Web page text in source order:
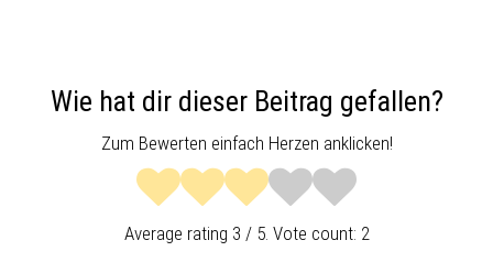
Wie hat dir dieser Beitrag gefallen?
Zum Bewerten einfach Herzen anklicken!
Average rating 3 / 5. Vote count: 2